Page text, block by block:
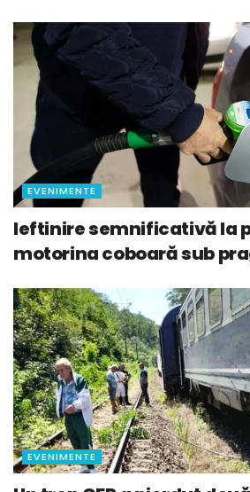
EVENIMENTE
Ieftinire semnificativă la
motorina coboară sub
EVENIMENTE